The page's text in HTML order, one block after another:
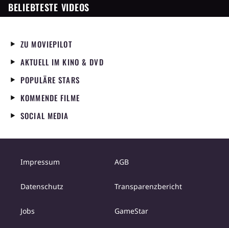
BELIEBTESTE VIDEOS
ZU MOVIEPILOT
AKTUELL IM KINO & DVD
POPULÄRE STARS
KOMMENDE FILME
SOCIAL MEDIA
Impressum AGB
Datenschutz Transparenzbericht
Jobs GameStar